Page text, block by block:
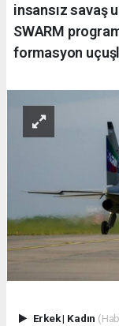
insansız savaş
SWARM
formasyon
Erkek| Kadın